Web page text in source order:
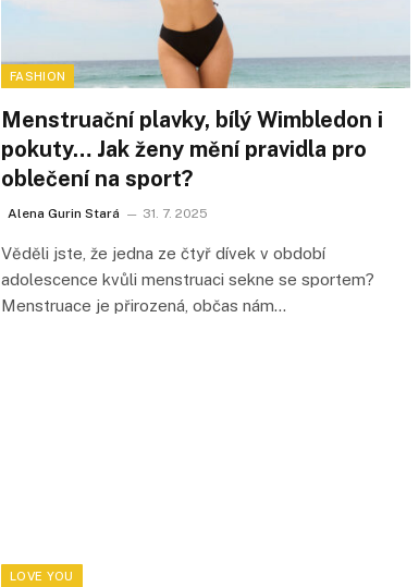
FASHION
Menstruační plavky, bílý Wimbledon i
pokuty… Jak ženy mění pravidla pro
oblečení na sport?
Alena Gurin Stará 31. 7. 2025
Věděli jste, že jedna ze čtyř dívek v období
adolescence kvůli menstruaci sekne se sportem?
Menstruace je přirozená, občas nám…
LOVE YOU